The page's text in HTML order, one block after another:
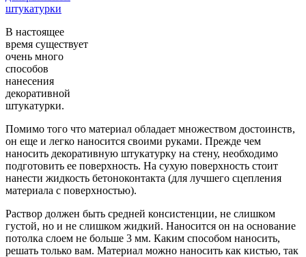
В настоящее
время существует
очень много
способов
нанесения
декоративной
штукатурки.
Помимо того что материал обладает множеством достоинств,
он еще и легко наносится своими руками. Прежде чем
наносить декоративную штукатурку на стену, необходимо
подготовить ее поверхность. На сухую поверхность стоит
нанести жидкость бетоноконтакта (для лучшего сцепления
материала с поверхностью).
Раствор должен быть средней консистенции, не слишком
густой, но и не слишком жидкий. Наносится он на основание
потолка слоем не больше 3 мм. Каким способом наносить,
решать только вам. Материал можно наносить как кистью, так